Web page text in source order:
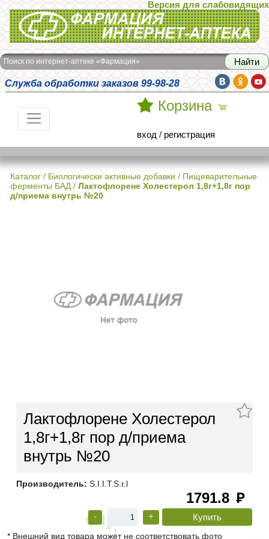
Интернет-аптека Фармация
Версия для слабовидящих
Поиск по интернет-аптеке «Фармация»
Служба обработки заказов 99-98-28
Корзина
вход / регистрация
Каталог / Биологически активные добавки / Пищеварительные
ферменты БАД / Лактофлорене Холестерол 1,8г+1,8г пор
д/приема внутрь №20
Лактофлорене Холестерол
1,8г+1,8г пор д/приема
внутрь №20
Производитель: S.I.I.T.S.r.l
1791.8 руб
- +
* Внешний вид товара может не соответствовать фото